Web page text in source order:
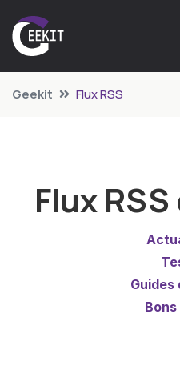
Geekit Flux RSS
Flux